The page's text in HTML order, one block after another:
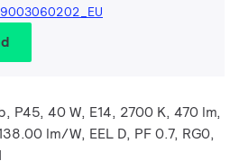
P45, 40 W, E14, 2700 K, 470 lm,
lm/W, EEL D, PF 0.7, RG0,